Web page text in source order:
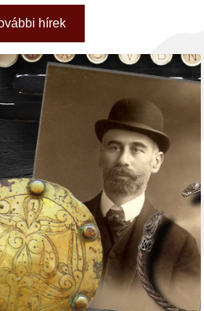
hírek